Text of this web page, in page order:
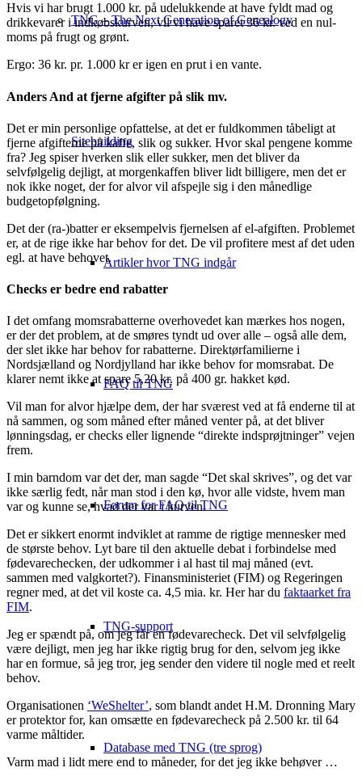
TNG – The Next Generation of Genealogy
Sitebuilding
Artikler hvor TNG indgår
FAQ til TNG
Forum for FAQ til TNG
TNG-support
Database med TNG (tre sprog)
Hvis vi har brugt 1.000 kr. på udelukkende at have fyldt mad og
drikkevarer i indkøbskurven, vil vi have sparet 36 kr. ved en nul-
moms på frugt og grønt.
Ergo: 36 kr. pr. 1.000 kr er igen en prut i en vante.
Anders And at fjerne afgifter på slik mv.
Det er min personlige opfattelse, at det er fuldkommen tåbeligt at
fjerne afgifterne på kaffe, slik og sukker. Hvor skal pengene komme
fra? Jeg spiser hverken slik eller sukker, men det bliver da
selvfølgelig dejligt, at morgenkaffen bliver lidt billigere, men det er
nok ikke noget, der for alvor vil afspejle sig i den månedlige
budgetopfølgning.
Det der (ra-)batter er eksempelvis fjernelsen af el-afgiften. Problemet
er, at de rige ikke har behov for det. De vil profitere mest af det uden
egl. at have behovet.
Checks er bedre end rabatter
I det omfang momsrabatterne overhovedet kan mærkes hos nogen,
er der det problem, at de smøres tyndt ud over alle – også alle dem,
der slet ikke har behov for rabatterne. Direktørfamilierne i
Nordsjælland og Nordjylland har ikke behov for momsrabat. De
klarer nemt ikke at spare 5,20 kr. på 400 gr. hakket kød.
Vil man for alvor hjælpe dem, der har sværest ved at få enderne til at
nå sammen, og som måned efter måned venter på, at det bliver
lønningsdag, er checks eller lignende “direkte indsprøjtninger” vejen
frem.
I min barndom var det der, man sagde “Det skal skrives”, og det var
ikke særlig fedt, når man stod i den kø, hvor alle vidste, hvem man
var og kunne se, hvad der var i kurven.
Det er sikkert enormt indviklet at ramme de rigtige mennesker med
de største behov. Lyt bare til den aktuelle debat i forbindelse med
fødevarechecken, der udkommer i al hast til maj måned (evt.
sammen med valgkortet?). Finansministeriet (FIM) og Regeringen
regner med, at det vil koste ca. 4,5 mia. kr. Her har du faktaarket fra
FIM.
Jeg er spændt på, om jeg får en fødevarecheck. Det vil selvfølgelig
være dejligt, men jeg har ikke rigtig brug for den, selvom jeg ikke
har en formue, så jeg tror, jeg sender den videre til nogle med et reelt
behov.
Organisationen ‘WeShelter’, som blandt andet H.M. Dronning Mary
er protektor for, kan omsætte en fødevarecheck på 2.500 kr. til 64
varme måltider.
Varm mad i lidt mere end to måneder, for det jeg ikke behøver …